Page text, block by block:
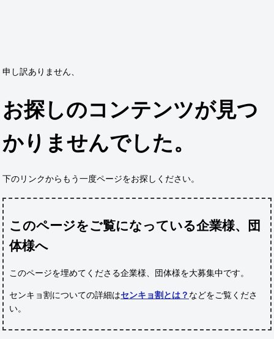
申し訳ありません、
お探しのコンテンツが見つ
かりませんでした。
下のリンクからもう一度ページをお探しください。
このページをご覧になっている企業様、団
体様へ
このページを埋めてくださる企業様、団体様を大募集中です。
センキョ割についての詳細はセンキョ割とは？ などをご覧くださ
い。